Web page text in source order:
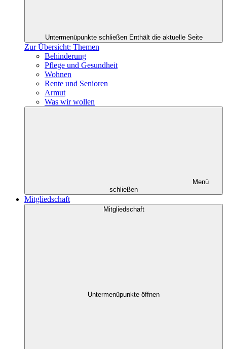
Untermenüpunkte schließen Enthält die aktuelle Seite
Zur Übersicht: Themen
Behinderung
Pflege und Gesundheit
Wohnen
Rente und Senioren
Armut
Was wir wollen
Menü
schließen
Mitgliedschaft
Mitgliedschaft
Untermenüpunkte öffnen